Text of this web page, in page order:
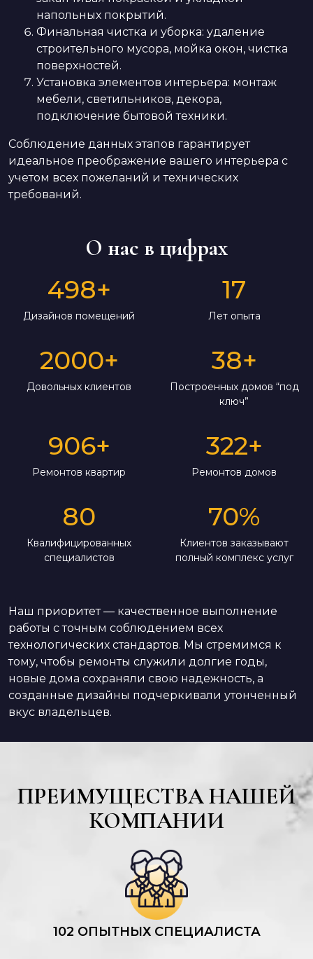
напольных покрытий.
Финальная чистка и уборка: удаление
строительного мусора, мойка окон, чистка
поверхностей.
Установка элементов интерьера: монтаж
мебели, светильников, декора,
подключение бытовой техники.
Соблюдение данных этапов гарантирует
идеальное преображение вашего интерьера с
учетом всех пожеланий и технических
требований.
О нас в цифрах
498+
Дизайнов помещений
17
Лет опыта
2000+
Довольных клиентов
38+
Построенных домов “под
ключ”
906+
Ремонтов квартир
322+
Ремонтов домов
80
Квалифицированных
специалистов
70%
Клиентов заказывают
полный комплекс услуг
Наш приоритет — качественное выполнение
работы с точным соблюдением всех
технологических стандартов. Мы стремимся к
тому, чтобы ремонты служили долгие годы,
новые дома сохраняли свою надежность, а
созданные дизайны подчеркивали утонченный
вкус владельцев.
ПРЕИМУЩЕСТВА НАШЕЙ
КОМПАНИИ
102 ОПЫТНЫХ СПЕЦИАЛИСТА